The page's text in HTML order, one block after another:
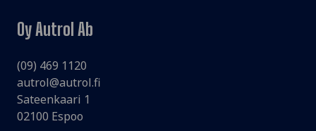
Oy Autrol Ab
(09) 469 1120
autrol@autrol.fi
Sateenkaari 1
02100 Espoo